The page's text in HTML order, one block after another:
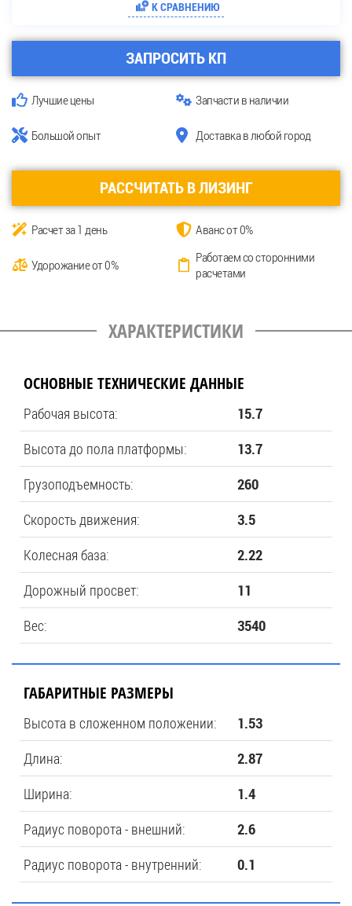
К СРАВНЕНИЮ
ЗАПРОСИТЬ КП
Лучшие цены Запчасти в наличии
Большой опыт Доставка в любой город
РАССЧИТАТЬ В ЛИЗИНГ
Расчет за 1 день Аванс от 0%
Удорожание от 0%
Работаем со сторонними
расчетами
ХАРАКТЕРИСТИКИ
ОСНОВНЫЕ ТЕХНИЧЕСКИЕ ДАННЫЕ
Рабочая высота: 15.7
Высота до пола платформы: 13.7
Грузоподъемность: 260
Скорость движения: 3.5
Колесная база: 2.22
Дорожный просвет: 11
Вес: 3540
ГАБАРИТНЫЕ РАЗМЕРЫ
Высота в сложенном положении: 1.53
Длина: 2.87
Ширина: 1.4
Радиус поворота - внешний: 2.6
Радиус поворота - внутренний: 0.1